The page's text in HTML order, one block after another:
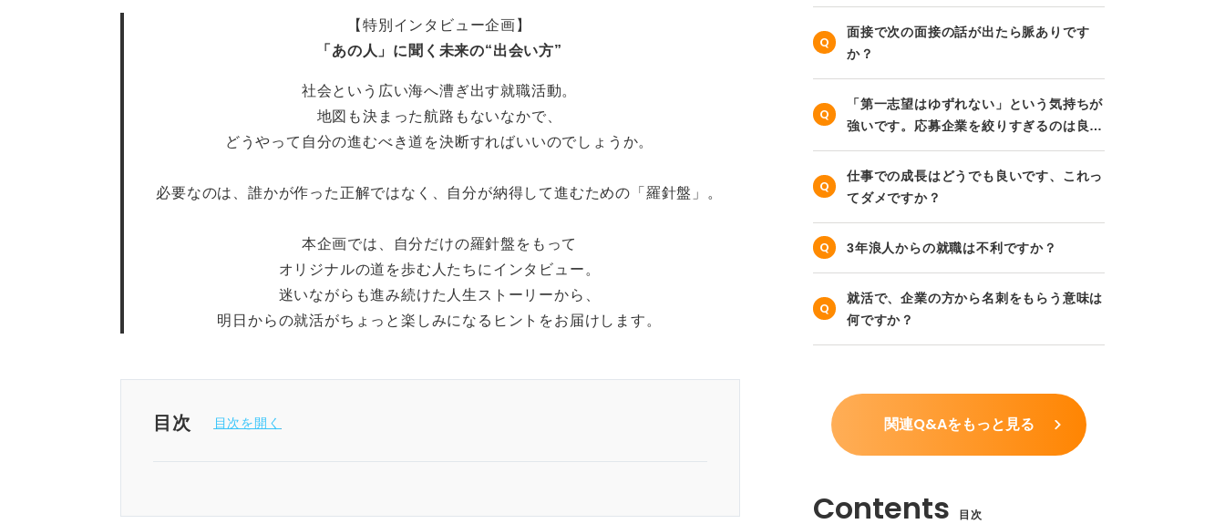
【特別インタビュー企画】
「あの人」に聞く未来の“出会い方”
社会という広い海へ漕ぎ出す就職活動。
地図も決まった航路もないなかで、
どうやって自分の進むべき道を決断すればいいのでしょうか。
必要なのは、誰かが作った正解ではなく、自分が納得して進むための「羅針盤」。
本企画では、自分だけの羅針盤をもって
オリジナルの道を歩む人たちにインタビュー。
迷いながらも進み続けた人生ストーリーから、
明日からの就活がちょっと楽しみになるヒントをお届けします。
目次
面接で次の面接の話が出たら脈ありです
か？
「第一志望はゆずれない」という気持ちが
強いです。応募企業を絞りすぎるのは良く
ないでしょうか？
仕事での成長はどうでも良いです、これっ
てダメですか？
3年浪人からの就職は不利ですか？
就活で、企業の方から名刺をもらう意味は
何ですか？
関連Q&Aをもっと見る
目次